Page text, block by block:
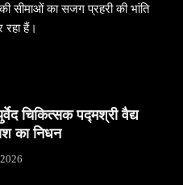
सीमाओं का सजग प्रहरी की भांति
रहा हैं।
चिकित्सक पद्मश्री वैद्य
का निधन